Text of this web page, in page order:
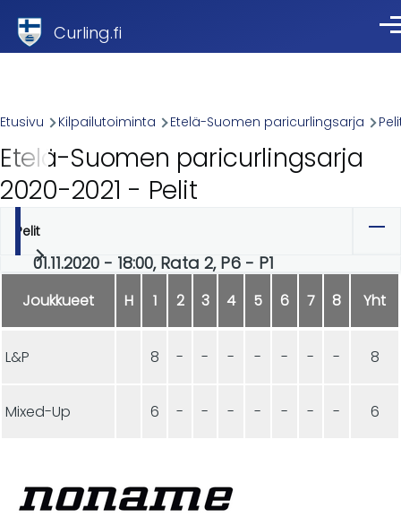
Curling.fi
Breadcrumb
Etusivu Kilpailutoiminta Etelä-Suomen paricurlingsarja
Etelä-Suomen paricurlingsarja
2020-2021 - Pelit
Ensisijaiset
välilehdet
Pelit
01.11.2020 - 18:00, Rata 2, P6 - P1
Joukkueet H 1 2 3 4 5 6 7 8 Yht
L&P 8 - - - - - - - 8
Mixed-Up 6 - - - - - - - 6